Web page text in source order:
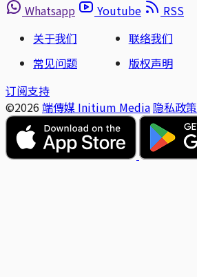
Whatsapp
Youtube
RSS
关于我们
联络我们
常见问题
版权声明
订阅支持
©2026 端傳媒 Initium Media 隐私政策